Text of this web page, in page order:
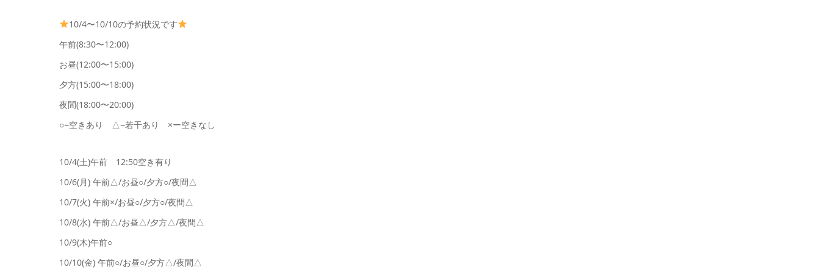
10/4〜10/10の予約状況です
午前(8:30〜12:00)
お昼(12:00〜15:00)
夕方(15:00〜18:00)
夜間(18:00〜20:00)
○−空きあり △−若干あり ×ー空きなし
10/4(土)午前 12:50空き有り
10/6(月) 午前△/お昼○/夕方○/夜間△
10/7(火) 午前×/お昼○/夕方○/夜間△
10/8(水) 午前△/お昼△/夕方△/夜間△
10/9(木)午前○
10/10(金) 午前○/お昼○/夕方△/夜間△